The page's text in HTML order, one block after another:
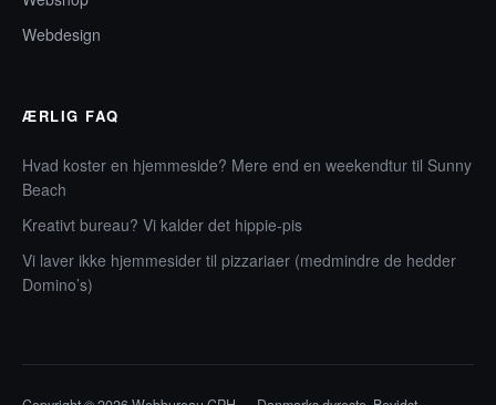
Webdesign
ÆRLIG FAQ
Hvad koster en hjemmeside? Mere end en weekendtur til Sunny
Beach
Kreativt bureau? Vi kalder det hippie-pis
Vi laver ikke hjemmesider til pizzariaer (medmindre de hedder
Domino’s)